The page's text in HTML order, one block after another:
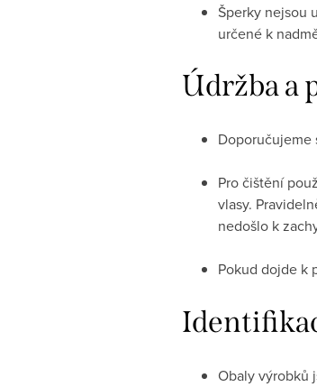
Šperky nejsou
určené k
Údržba a
Doporučujeme
Pro čištění
vlasy.
nedošlo k
Pokud dojde k
Obaly výrobků